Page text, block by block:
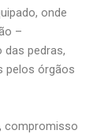
onde
–
pedras,
pelos órgãos
compromisso